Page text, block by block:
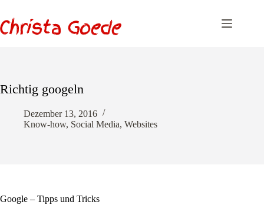
springen
Richtig googeln
Dezember 13, 2016
Know-how, Social Media, Websites
Google – Tipps und Tricks